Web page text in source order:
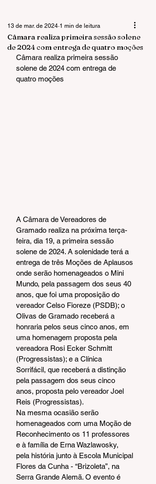
Câmara realiza primeira sessão solene
de 2024 com entrega de quatro moções
13 de mar. de 2024 1 min de leitura
Câmara realiza primeira sessão
solene de 2024 com entrega de
quatro moções
A Câmara de Vereadores de
Gramado realiza na próxima terça-
feira, dia 19, a primeira sessão
solene de 2024. A solenidade terá a
entrega de três Moções de Aplausos
onde serão homenageados o Mini
Mundo, pela passagem dos seus 40
anos, que foi uma proposição do
vereador Celso Fioreze (PSDB); o
Olivas de Gramado receberá a
honraria pelos seus cinco anos, em
uma homenagem proposta pela
vereadora Rosi Ecker Schmitt
(Progressistas); e a Clínica
Sorrifácil, que receberá a distinção
pela passagem dos seus cinco
anos, proposta pelo vereador Joel
Reis (Progressistas).
Na mesma ocasião serão
homenageados com uma Moção de
Reconhecimento os 11 professores
e à família de Erna Wazlawosky,
pela história junto à Escola Municipal
Flores da Cunha - “Brizoleta”, na
Serra Grande Alemã. O evento é